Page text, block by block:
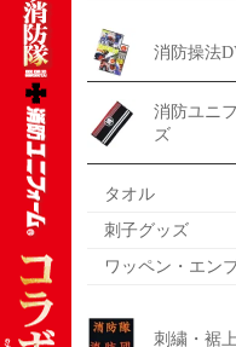
消防操法
消防ユニ
ズ
タオル
刺子グッズ
ワッペン・エン
刺繍・裾